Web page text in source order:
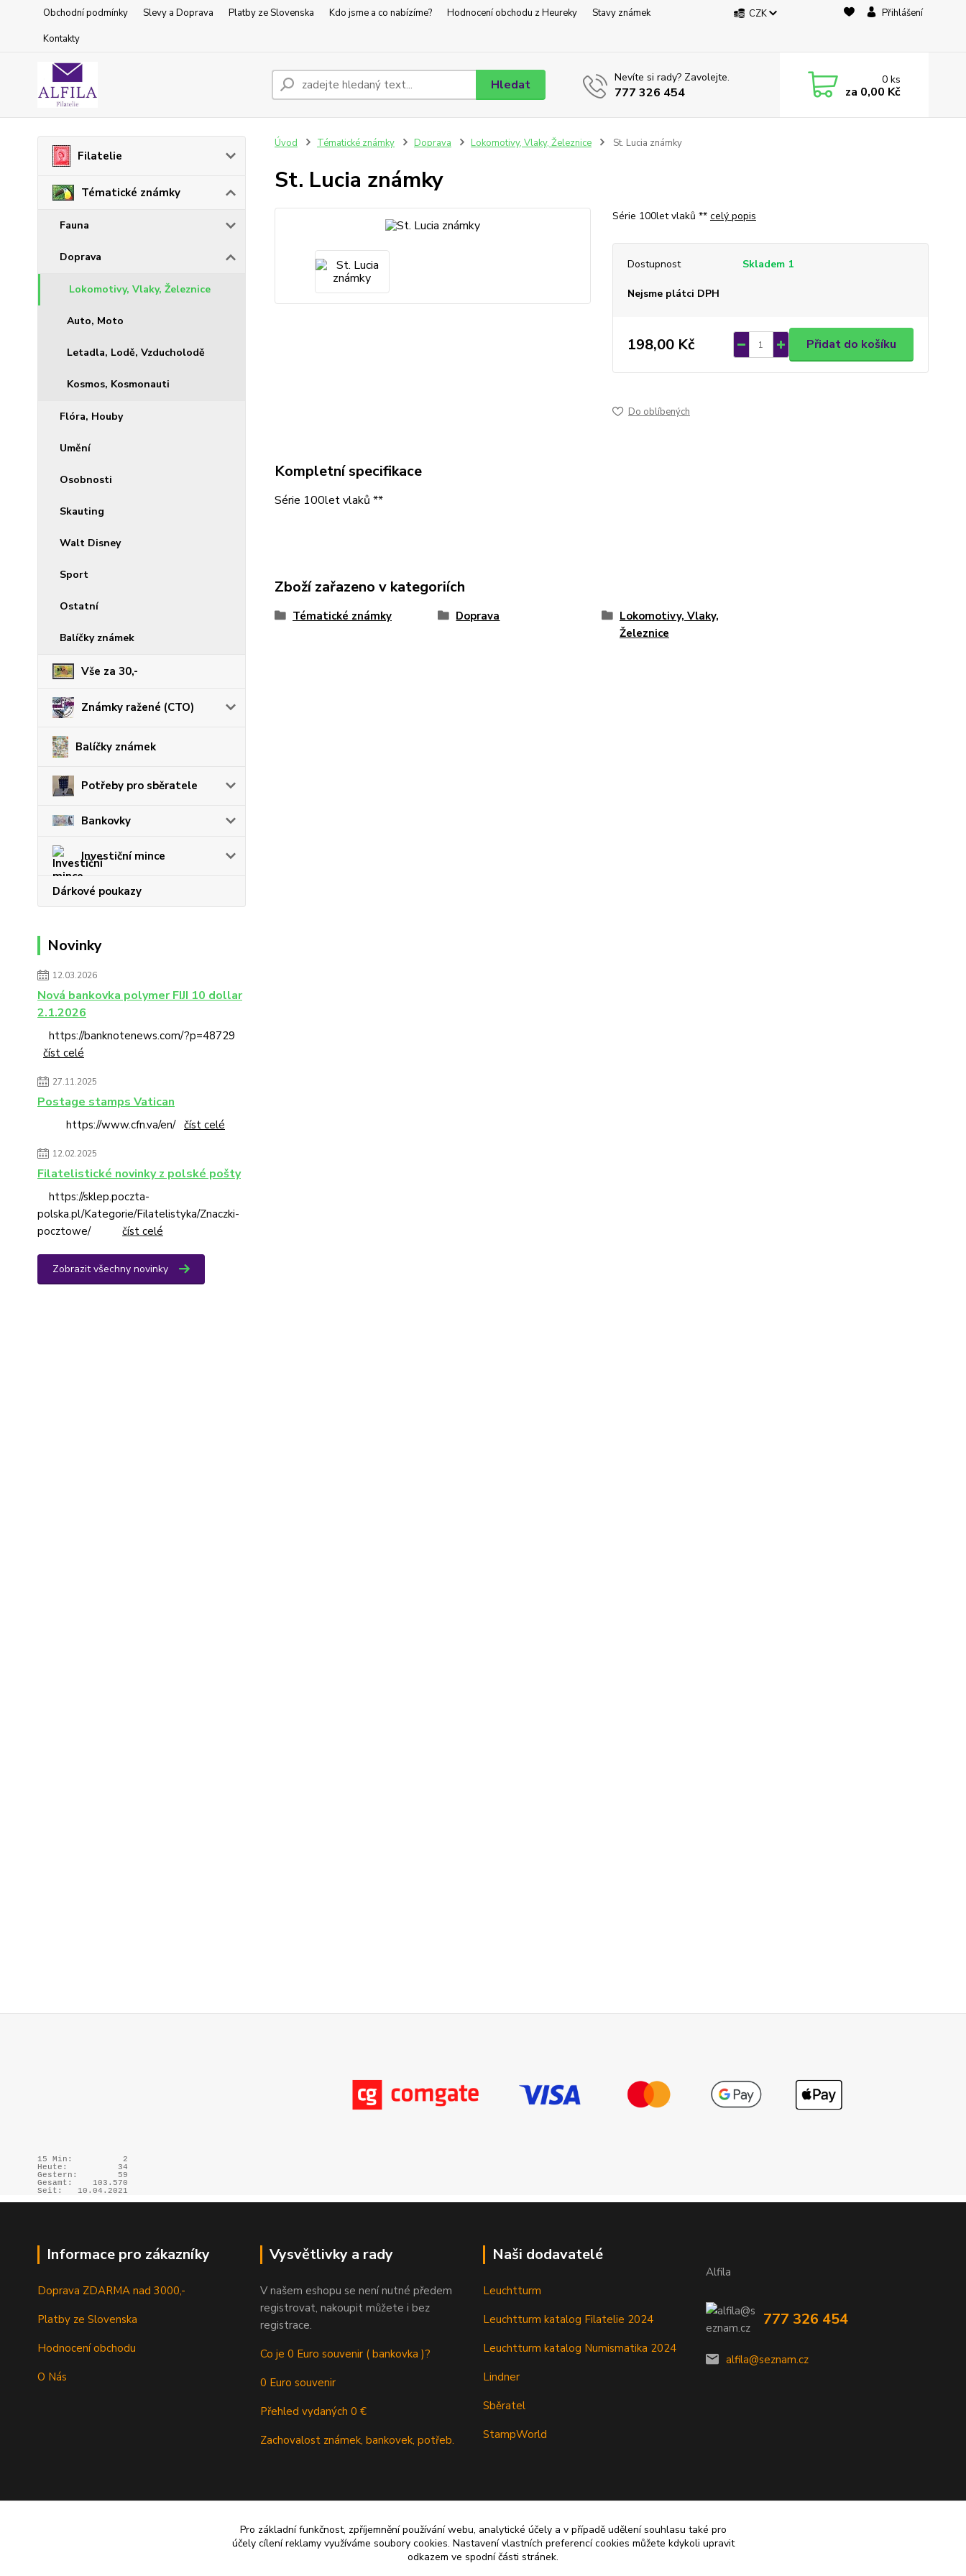
Obchodní podmínky Slevy a Doprava Platby ze Slovenska Kdo jsme a co nabízíme? Hodnocení obchodu z Heureky
Stavy známek
Kontakty
CZK Přihlášení
Hledat Nevíte si rady? Zavolejte.
777 326 454
0ks
za 0,00 Kč
Filatelie
Tématické známky
Fauna
Doprava
Lokomotivy, Vlaky, Železnice
Auto, Moto
Letadla, Lodě, Vzducholodě
Kosmos, Kosmonauti
Flóra, Houby
Umění
Osobnosti
Skauting
Walt Disney
Sport
Ostatní
Balíčky známek
Vše za 30,-
Známky ražené (CTO)
Balíčky známek
Potřeby pro sběratele
Bankovky
Investiční mince
Dárkové poukazy
Novinky
12.03.2026
Nová bankovka polymer FIJI 10 dollar
2.1.2026
https://banknotenews.com/?p=48729
číst celé
27.11.2025
Postage stamps Vatican
https://www.cfn.va/en/ číst celé
12.02.2025
Filatelistické novinky z polské pošty
https://sklep.poczta-
polska.pl/Kategorie/Filatelistyka/Znaczki-
pocztowe/ číst celé
Zobrazit všechny novinky
Úvod Tématické známky Doprava Lokomotivy, Vlaky, Železnice St. Lucia známky
St. Lucia známky
Série 100let vlaků ** celý popis
Dostupnost Skladem 1
Nejsme plátci DPH
198,00 Kč Přidat do košíku
Do oblíbených
Kompletní specifikace
Série 100let vlaků **
Zboží zařazeno v kategoriích
Tématické známky Doprava
Lokomotivy, Vlaky,
Železnice
15 Min:
2
Heute:
34
Gestern:
59
Gesamt:
103.570
Seit:
10.04.2021
Informace pro zákazníky
Doprava ZDARMA nad 3000,-
Platby ze Slovenska
Hodnocení obchodu
O Nás
Vysvětlivky a rady
V našem eshopu se není nutné předem
registrovat, nakoupit můžete i bez
registrace.
Co je 0 Euro souvenir ( bankovka )?
0 Euro souvenir
Přehled vydaných 0 €
Zachovalost známek, bankovek, potřeb.
Naši dodavatelé
Leuchtturm
Leuchtturm katalog Filatelie 2024
Leuchtturm katalog Numismatika 2024
Lindner
Sběratel
StampWorld
Alfila
777 326 454
alfila@seznam.cz
Pro základní funkčnost, zpříjemnění používání webu, analytické účely a v případě udělení souhlasu také pro
účely cílení reklamy využíváme soubory cookies. Nastavení vlastních preferencí cookies můžete kdykoli upravit
odkazem ve spodní části stránek.